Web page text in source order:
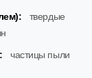
твердые
частицы пыли